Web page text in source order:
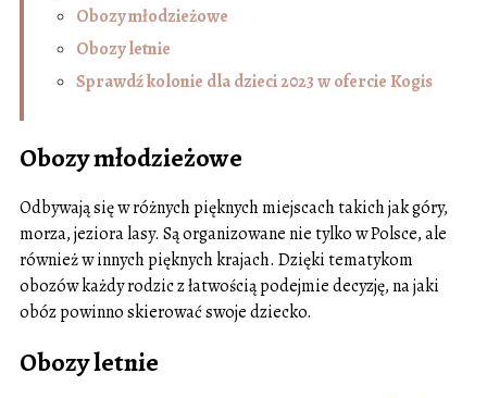
Obozy młodzieżowe
Obozy letnie
Sprawdź kolonie dla dzieci 2023 w ofercie Kogis
Obozy młodzieżowe
Odbywają się w różnych pięknych miejscach takich jak góry,
morza, jeziora lasy. Są organizowane nie tylko w Polsce, ale
również w innych pięknych krajach. Dzięki tematykom
obozów każdy rodzic z łatwością podejmie decyzję, na jaki
obóz powinno skierować swoje dziecko.
Obozy letnie